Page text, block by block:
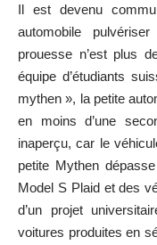
Il est devenu
automobile
prouesse n’est plus
équipe d’étudiants
mythen », la petite
en moins d’une
inaperçu, car le
petite Mythen
Model S Plaid et des
d’un projet
voitures produites en